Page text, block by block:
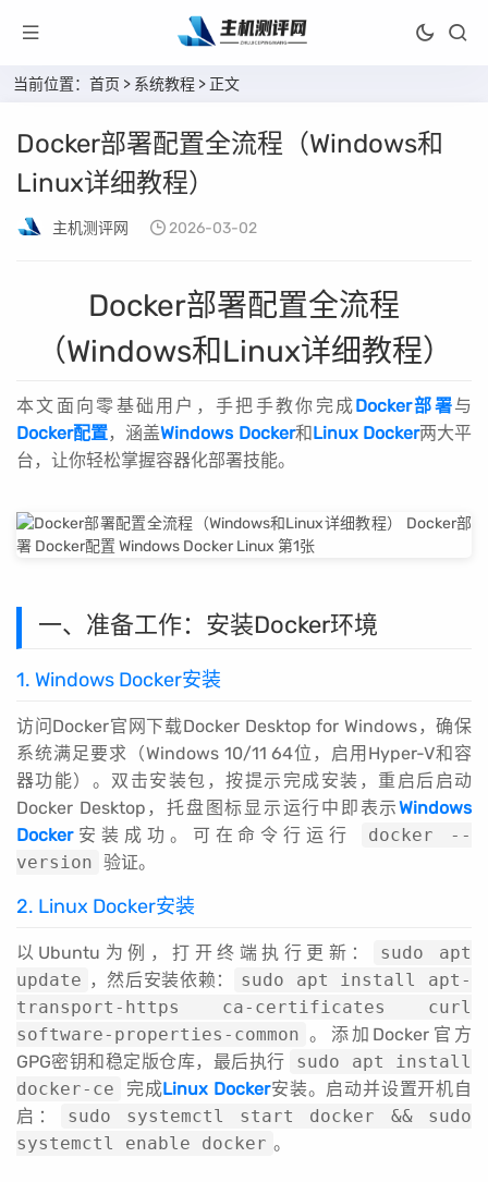
当前位置： 首页 > 系统教程 > 正文
Docker部署配置全流程（Windows和
Linux详细教程）
主机测评网 2026-03-02
Docker部署配置全流程
（Windows和Linux详细教程）
本文面向零基础用户，手把手教你完成Docker部署与
Docker配置，涵盖Windows Docker和Linux Docker两大平
台，让你轻松掌握容器化部署技能。
一、准备工作：安装Docker环境
1. Windows Docker安装
访问Docker官网下载Docker Desktop for Windows，确保
系统满足要求（Windows 10/11 64位，启用Hyper-V和容
器功能）。双击安装包，按提示完成安装，重启后启动
Docker Desktop，托盘图标显示运行中即表示Windows
Docker安装成功。可在命令行运行
docker --
version 验证。
2. Linux Docker安装
以Ubuntu为例，打开终端执行更新：
sudo apt
update ，然后安装依赖：
sudo apt install apt-
transport-https ca-certificates curl
software-properties-common 。添加Docker官方
GPG密钥和稳定版仓库，最后执行
sudo apt install
docker-ce
完成Linux Docker安装。启动并设置开机自
启：
sudo systemctl start docker && sudo
systemctl enable docker 。